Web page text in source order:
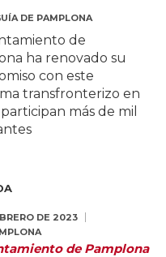
DE PAMPLONA
de
ha renovado su
con este
transfronterizo en
más de mil
DE 2023
de Pamplona